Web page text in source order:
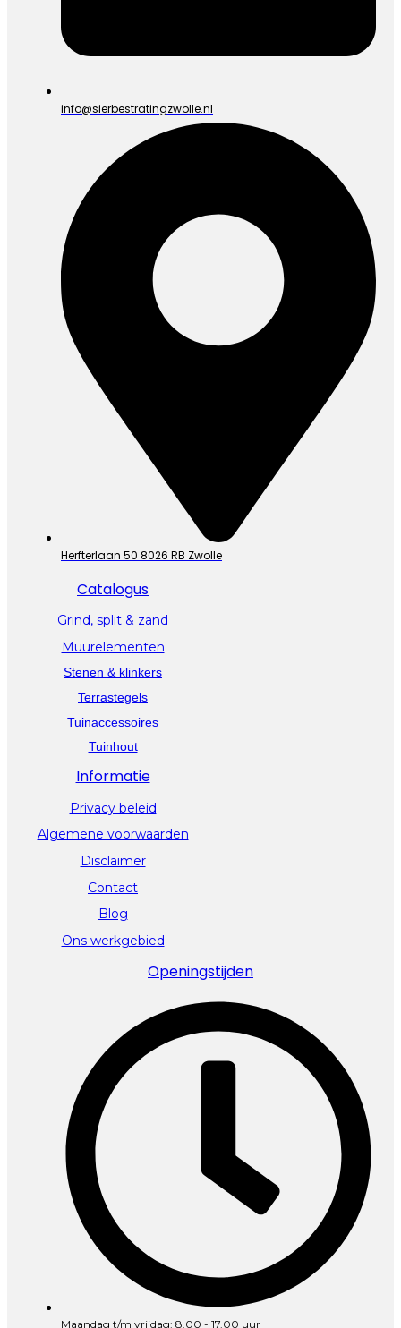
info@sierbestratingzwolle.nl
Herfterlaan 50 8026 RB Zwolle
Catalogus
Grind, split & zand
Muurelementen
Stenen & klinkers
Terrastegels
Tuinaccessoires
Tuinhout
Informatie
Privacy beleid
Algemene voorwaarden
Disclaimer
Contact
Blog
Ons werkgebied
Openingstijden
Maandag t/m vrijdag: 8.00 - 17.00 uur